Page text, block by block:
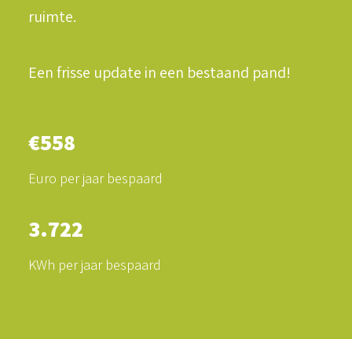
WEBSHOP
WINKELWAGEN
ruimte.
Een frisse update in een bestaand pand!
€558
Euro per jaar bespaard
3.722
KWh per jaar bespaard